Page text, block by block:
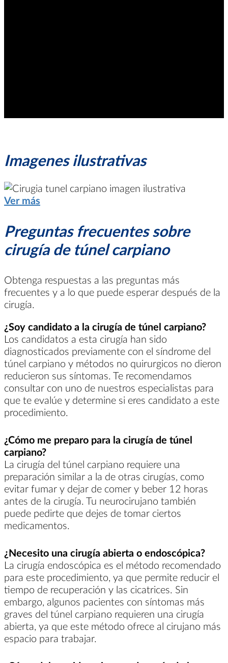
Imagenes ilustrativas
Ver más
Preguntas frecuentes sobre
cirugía de túnel carpiano
Obtenga respuestas a las preguntas más
frecuentes y a lo que puede esperar después de la
cirugía.
¿Soy candidato a la cirugía de túnel carpiano?
Los candidatos a esta cirugía han sido
diagnosticados previamente con el síndrome del
túnel carpiano y métodos no quirurgicos no dieron
reducieron sus síntomas. Te recomendamos
consultar con uno de nuestros especialistas para
que te evalúe y determine si eres candidato a este
procedimiento.
¿Cómo me preparo para la cirugía de túnel
carpiano?
La cirugía del túnel carpiano requiere una
preparación similar a la de otras cirugías, como
evitar fumar y dejar de comer y beber 12 horas
antes de la cirugía. Tu neurocirujano también
puede pedirte que dejes de tomar ciertos
medicamentos.
¿Necesito una cirugía abierta o endoscópica?
La cirugía endoscópica es el método recomendado
para este procedimiento, ya que permite reducir el
tiempo de recuperación y las cicatrices. Sin
embargo, algunos pacientes con síntomas más
graves del túnel carpiano requieren una cirugía
abierta, ya que este método ofrece al cirujano más
espacio para trabajar.